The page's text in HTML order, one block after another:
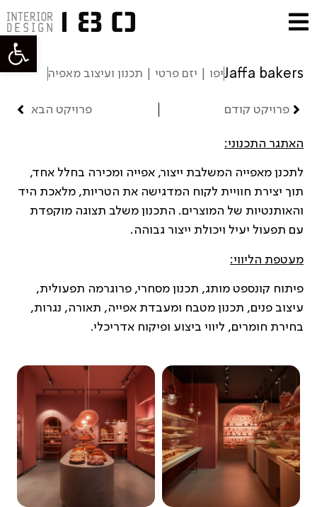
פתח
Jaffa bakersיפו | יזם פרטי | תכנון ועיצוב מאפיה
פרויקט קודם פרויקט הבא
האתגר התכנוני:
לתכנן מאפייה המשלבת ייצור, אפייה ומכירה בחלל אחד,
תוך יצירת חוויית לקוח המדגישה את הטריות, מלאכת היד
והאותנטיות של המוצרים. התכנון משלב תצוגה מוקפדת
עם תפעול יעיל ויכולת ייצור גבוהה.
מעטפת הליווי:
פיתוח קונספט מותג, תכנון מסחרי, פרוגרמה תפעולית,
עיצוב פנים, תכנון מטבח ומעבדת אפייה, תאורה, נגרות,
בחירת חומרים, ליווי ביצוע ופיקוח אדריכלי.